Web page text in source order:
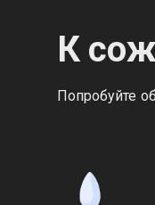
К
Попробуйте